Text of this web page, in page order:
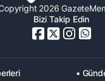
2026
Bizi Takip Edin
•